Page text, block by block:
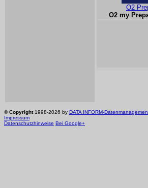
O2
O2 my
©Copyright1998-2026 by DATA INFORM-
Impressum
Datenschutzhinweise Bei Google+